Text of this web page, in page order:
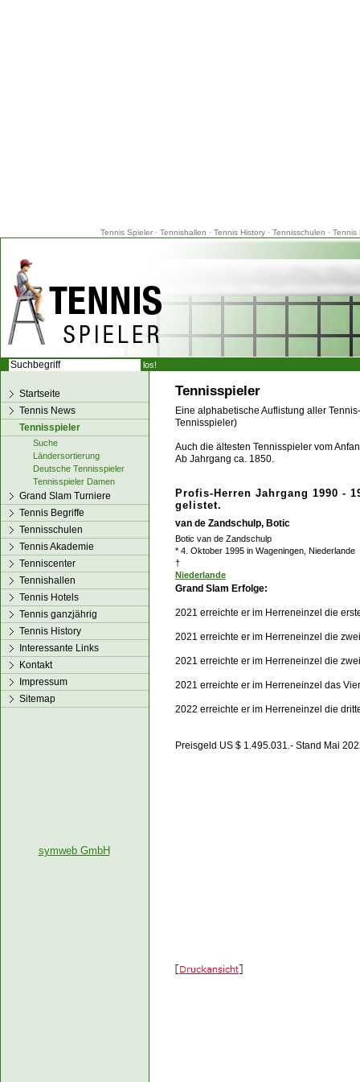
Tennis Spieler· Tennishallen · Tennis History· Tennisschulen · Tennis
Tennisspieler
Eine alphabetische Auflistung aller
Tennisspieler)
Auch die ältesten Tennisspieler vom
Ab Jahrgang ca. 1850.
Profis-Herren Jahrgang 1990 -
gelistet.
van de Zandschulp, Botic
Botic van de Zandschulp
* 4. Oktober 1995 in Wageningen, Niederlande
†
Niederlande
Grand Slam Erfolge:
2021 erreichte er im Herreneinzel die
2021 erreichte er im Herreneinzel die
2021 erreichte er im Herreneinzel die
2021 erreichte er im Herreneinzel das
2022 erreichte er im Herreneinzel die
Preisgeld US $ 1.495.031.- Stand Mai
Startseite
Tennis News
Tennisspieler
Suche
Ländersortierung
Deutsche Tennisspieler
Tennisspieler Damen
Grand Slam Turniere
Tennis Begriffe
Tennisschulen
Tennis Akademie
Tenniscenter
Tennishallen
Tennis Hotels
Tennis ganzjährig
Tennis History
Interessante Links
Kontakt
Impressum
Sitemap
symweb GmbH
los!